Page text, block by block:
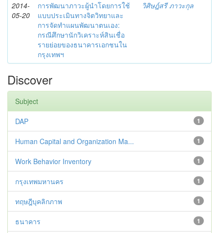
2014-
05-20
การพัฒนาภาวะผู้นำโดยการใช้
แบบประเมินทางจิตวิทยาและ
การจัดทำแผนพัฒนาตนเอง:
กรณีศึกษานักวิเคราะห์สินเชื่อ
รายย่อยของธนาคารเอกชนใน
กรุงเทพฯ
วิศิษฎ์สรี ภาวะกุล
Discover
Subject
1
DAP
1
Human Capital and Organization Ma...
1
Work Behavior Inventory
1
กรุงเทพมหานคร
1
ทฤษฎีบุคลิกภาพ
1
ธนาคาร